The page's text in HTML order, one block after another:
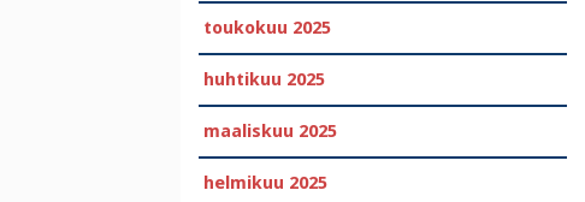
toukokuu 2025
huhtikuu 2025
maaliskuu 2025
helmikuu 2025